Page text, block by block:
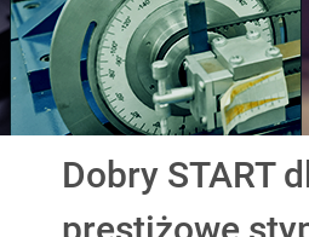
Dobry START